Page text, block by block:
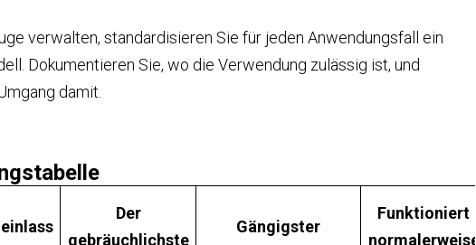
verwalten, standardisieren Sie für jeden Anwendungsfall ein
Dokumentieren Sie, wo die Verwendung zulässig ist, und
damit.
Der
gebräuchlichste
Gängigster
Funktioniert
normalerweise